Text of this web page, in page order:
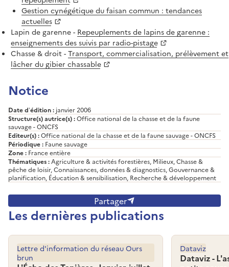
Gestion cynégétique du faisan commun : tendances
actuelles
Lapin de garenne - Repeuplements de lapins de garenne :
enseignements des suivis par radio-pistage
Chasse & droit - Transport, commercialisation, prélèvement et
lâcher du gibier chassable
Notice
Date d’édition : janvier 2006
Structure(s) autrice(s) :Office national de la chasse et de la faune
sauvage - ONCFS
Editeur(s) :Office national de la chasse et de la faune sauvage - ONCFS
Périodique : Faune sauvage
Zone : France entière
Thématiques :Agriculture & activités forestières, Milieux, Chasse &
pêche de loisir, Connaissances, données & diagnostics, Gouvernance &
planification, Éducation & sensibilisation, Recherche & développement
Partager
Les dernières publications
Lettre d'information du réseau Ours
brun
Dataviz -
Dataviz